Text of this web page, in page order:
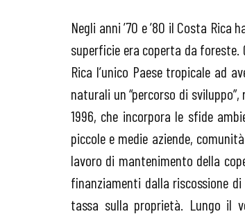
Negli anni ’70 e ’80 il Costa
superficie era coperta da
Rica l’unico Paese tropicale ad
naturali un “percorso di
1996, che incorpora le sfide
piccole e medie aziende,
lavoro di mantenimento della
finanziamenti dalla riscossione
tassa sulla proprietà. Lungo il